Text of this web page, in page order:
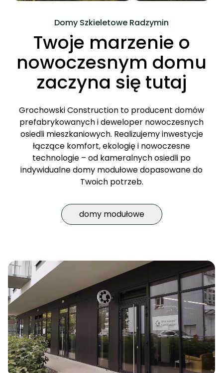
Domy Szkieletowe Radzymin
Twoje marzenie o
nowoczesnym domu
zaczyna się tutaj
Grochowski Construction to producent domów
prefabrykowanych i deweloper nowoczesnych
osiedli mieszkaniowych. Realizujemy inwestycje
łączące komfort, ekologię i nowoczesne
technologie – od kameralnych osiedli po
indywidualne domy modułowe dopasowane do
Twoich potrzeb.
domy modułowe